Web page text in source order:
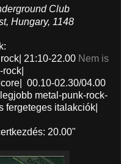
Club
Hungary, 1148
21:10-22.00 Nem is
rock|
00.10-02.30/04.00
metal-punk-rock-
fergeteges italakciók|
20.00"